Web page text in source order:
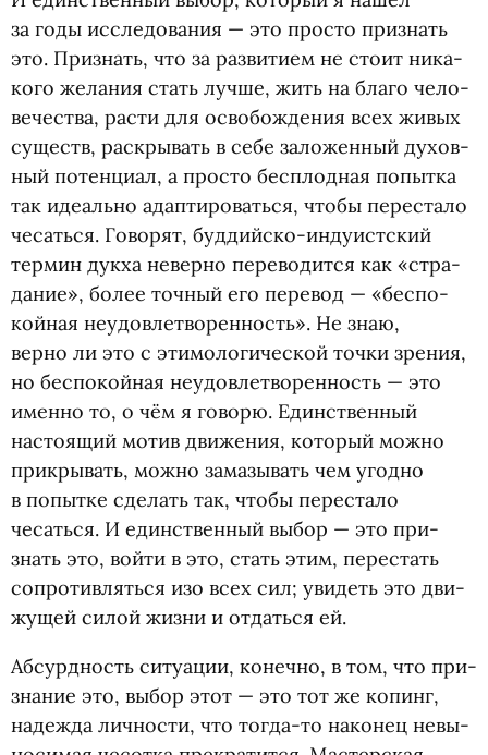
за годы иссле­до­ва­ния — это про­сто при­знать
это. При­знать, что за раз­ви­тием не стоит ника­
кого жела­ния стать лучше, жить на благо чело­
ве­че­ства, расти для осво­бож­де­ния всех живых
существ, рас­кры­вать в себе зало­жен­ный духов­
ный потен­циал, а про­сто бес­плод­ная попытка
так иде­ально адап­ти­ро­ваться, чтобы пере­стало
чесаться. Гово­рят, буддийско-индуистский
тер­мин дукха неверно пере­во­дится как «стра­
да­ние», более точный его перевод — «бес­по­
кой­ная неудо­вле­тво­рен­ность». Не знаю,
верно ли это с эти­мо­ло­ги­че­ской точки зре­ния,
но бес­по­кой­ная неудо­вле­тво­рен­ность — это
именно то, о чём я говорю. Един­ствен­ный
насто­я­щий мотив дви­же­ния, кото­рый можно
при­кры­вать, можно зама­зы­вать чем угодно
в попытке сделать так, чтобы пере­стало
чесаться. И един­ствен­ный выбор — это при­
знать это, войти в это, стать этим, пере­стать
сопро­тив­ляться изо всех сил; уви­деть это дви­
жу­щей силой жизни и отдаться ей.
Абсурд­ность ситу­а­ции, конечно, в том, что при­
зна­ние это, выбор этот — это тот же копинг,
надежда лич­но­сти, что тогда-то нако­нец невы­